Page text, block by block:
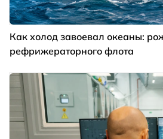
Как холод завоевал океаны:
рефрижераторного флота